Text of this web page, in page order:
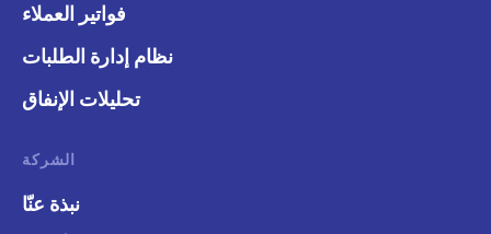
فواتير العملاء
نظام إدارة الطلبات
تحليلات الإنفاق
الشركة
نبذة عنّا